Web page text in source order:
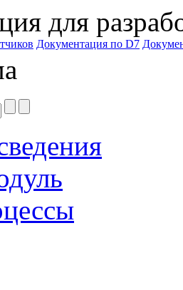
для
Документация по D7